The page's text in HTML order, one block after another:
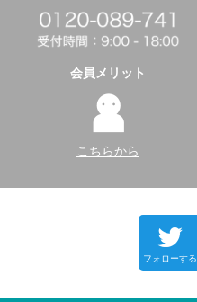
会員メリット
こちらから
フォローする